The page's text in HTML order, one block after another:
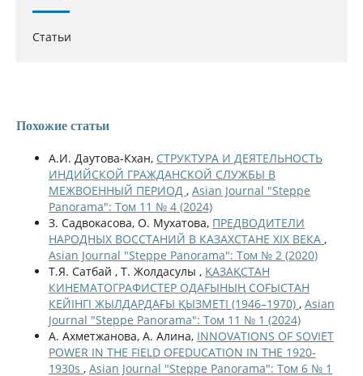
Статьи
Похожие статьи
А.И. Даутова-Кхан, СТРУКТУРА И ДЕЯТЕЛЬНОСТЬ
ИНДИЙСКОЙ ГРАЖДАНСКОЙ СЛУЖБЫ В
МЕЖВОЕННЫЙ ПЕРИОД , Asian Journal "Steppe
Panorama": Том 11 № 4 (2024)
З. Садвокасова, О. Мухатова, ПРЕДВОДИТЕЛИ
НАРОДНЫХ ВОССТАНИЙ В КАЗАХСТАНЕ XIX ВЕКА ,
Asian Journal "Steppe Panorama": Том № 2 (2020)
Т.Я. Сатбай , Т. Жолдасулы , ҚАЗАҚСТАН
КИНЕМАТОГРАФИСТЕР ОДАҒЫНЫҢ СОҒЫСТАН
КЕЙІНГІ ЖЫЛДАРДАҒЫ ҚЫЗМЕТІ (1946–1970) , Asian
Journal "Steppe Panorama": Том 11 № 1 (2024)
А. Ахметжанова, А. Алина, INNOVATIONS OF SOVIET
POWER IN THE FIELD OFEDUCATION IN THE 1920-
1930s , Asian Journal "Steppe Panorama": Том 6 № 1